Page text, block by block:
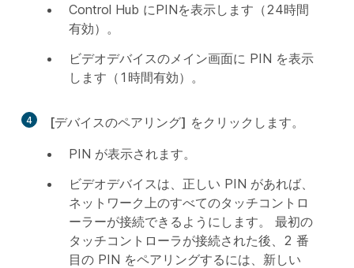
Control Hub にPINを表示します（24時間
有効）。
ビデオデバイスのメイン画面に PIN を表示
します（1時間有効）。
4 [デバイスのペアリング] をクリックします。
PIN が表示されます。
ビデオデバイスは、正しい PIN があれば、
ネットワーク上のすべてのタッチコントロ
ーラーが接続できるようにします。 最初の
タッチコントローラが接続された後、2 番
目の PIN をペアリングするには、新しい